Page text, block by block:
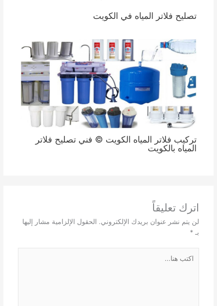
تصليح فلاتر المياه في الكويت
تركيب فلاتر المياه الكويت © فني تصليح فلاتر
المياه بالكويت
اترك تعليقاً
لن يتم نشر عنوان بريدك الإلكتروني. الحقول الإلزامية مشار إليها
بـ *
هنا...